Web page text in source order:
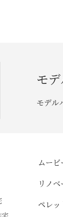
モ
モデル
ムービ
リノ
ペレッ